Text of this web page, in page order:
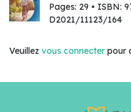
Pages: 29 • ISBN:
D2021/11123/164
Veuillez vous connecter pour